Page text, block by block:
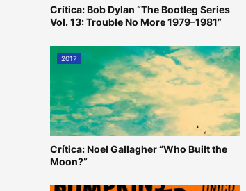
Crítica: Bob Dylan “The Bootleg Series
Vol. 13: Trouble No More 1979–1981”
2017
Crítica: Noel Gallagher “Who Built the
Moon?”